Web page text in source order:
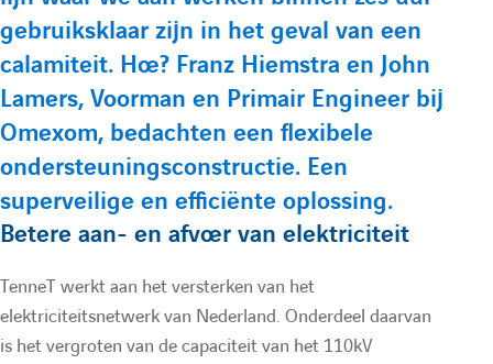
d
i
n
d
e
O
e
x
b
e
d
O
m
x
o
o
r
u
t
a
t
i
o
n
:
gebruiksklaar zijn in het geval van een
calamiteit. Hoe? Franz Hiemstra en John
Lamers, Voorman en Primair Engineer bij
Omexom, bedachten een flexibele
ondersteuningsconstructie. Een
superveilige en efficiënte oplossing.
Betere aan- en afvoer van elektriciteit
TenneT werkt aan het versterken van het
elektriciteitsnetwerk van Nederland. Onderdeel daarvan
is het vergroten van de capaciteit van het 110kV